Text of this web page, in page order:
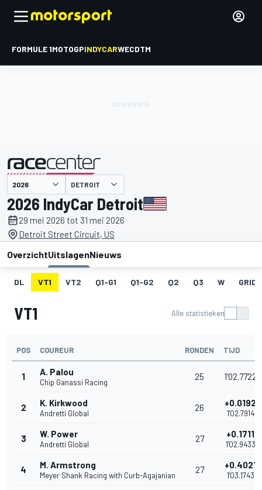
FORMULE 1MOTOGPINDYCARWECDTM
gepresenteerd door DETROIT
2026 IndyCar Detroit
29 mei 2026 tot 31 mei 2026
Detroit Street Circuit, US
OverzichtUitslagenNieuws
DL VT1 VT2 Q1-G1 Q1-G2 Q2 Q3 W GRID
VT1 Alle statistieken
POS COUREUR RONDEN TIJD
1 A. Palou
Chip Ganassi Racing
25 1'02.7722
2 K. Kirkwood
Andretti Global
26 +0.0192
1'02.7914
3 W. Power
Andretti Global
27 +0.1711
1'02.9433
4 M. Armstrong
Meyer Shank Racing with Curb-Agajanian
27 +0.4021
1'03.1743